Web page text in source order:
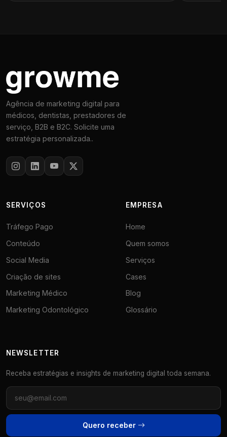
Agência de marketing digital para
médicos, dentistas, prestadores de
serviço, B2B e B2C. Solicite uma
estratégia personalizada..
SERVIÇOS
Tráfego Pago
Conteúdo
Social Media
Criação de sites
Marketing Médico
Marketing Odontológico
EMPRESA
Home
Quem somos
Serviços
Cases
Blog
Glossário
NEWSLETTER
Receba estratégias e insights de marketing digital toda semana.
Quero receber